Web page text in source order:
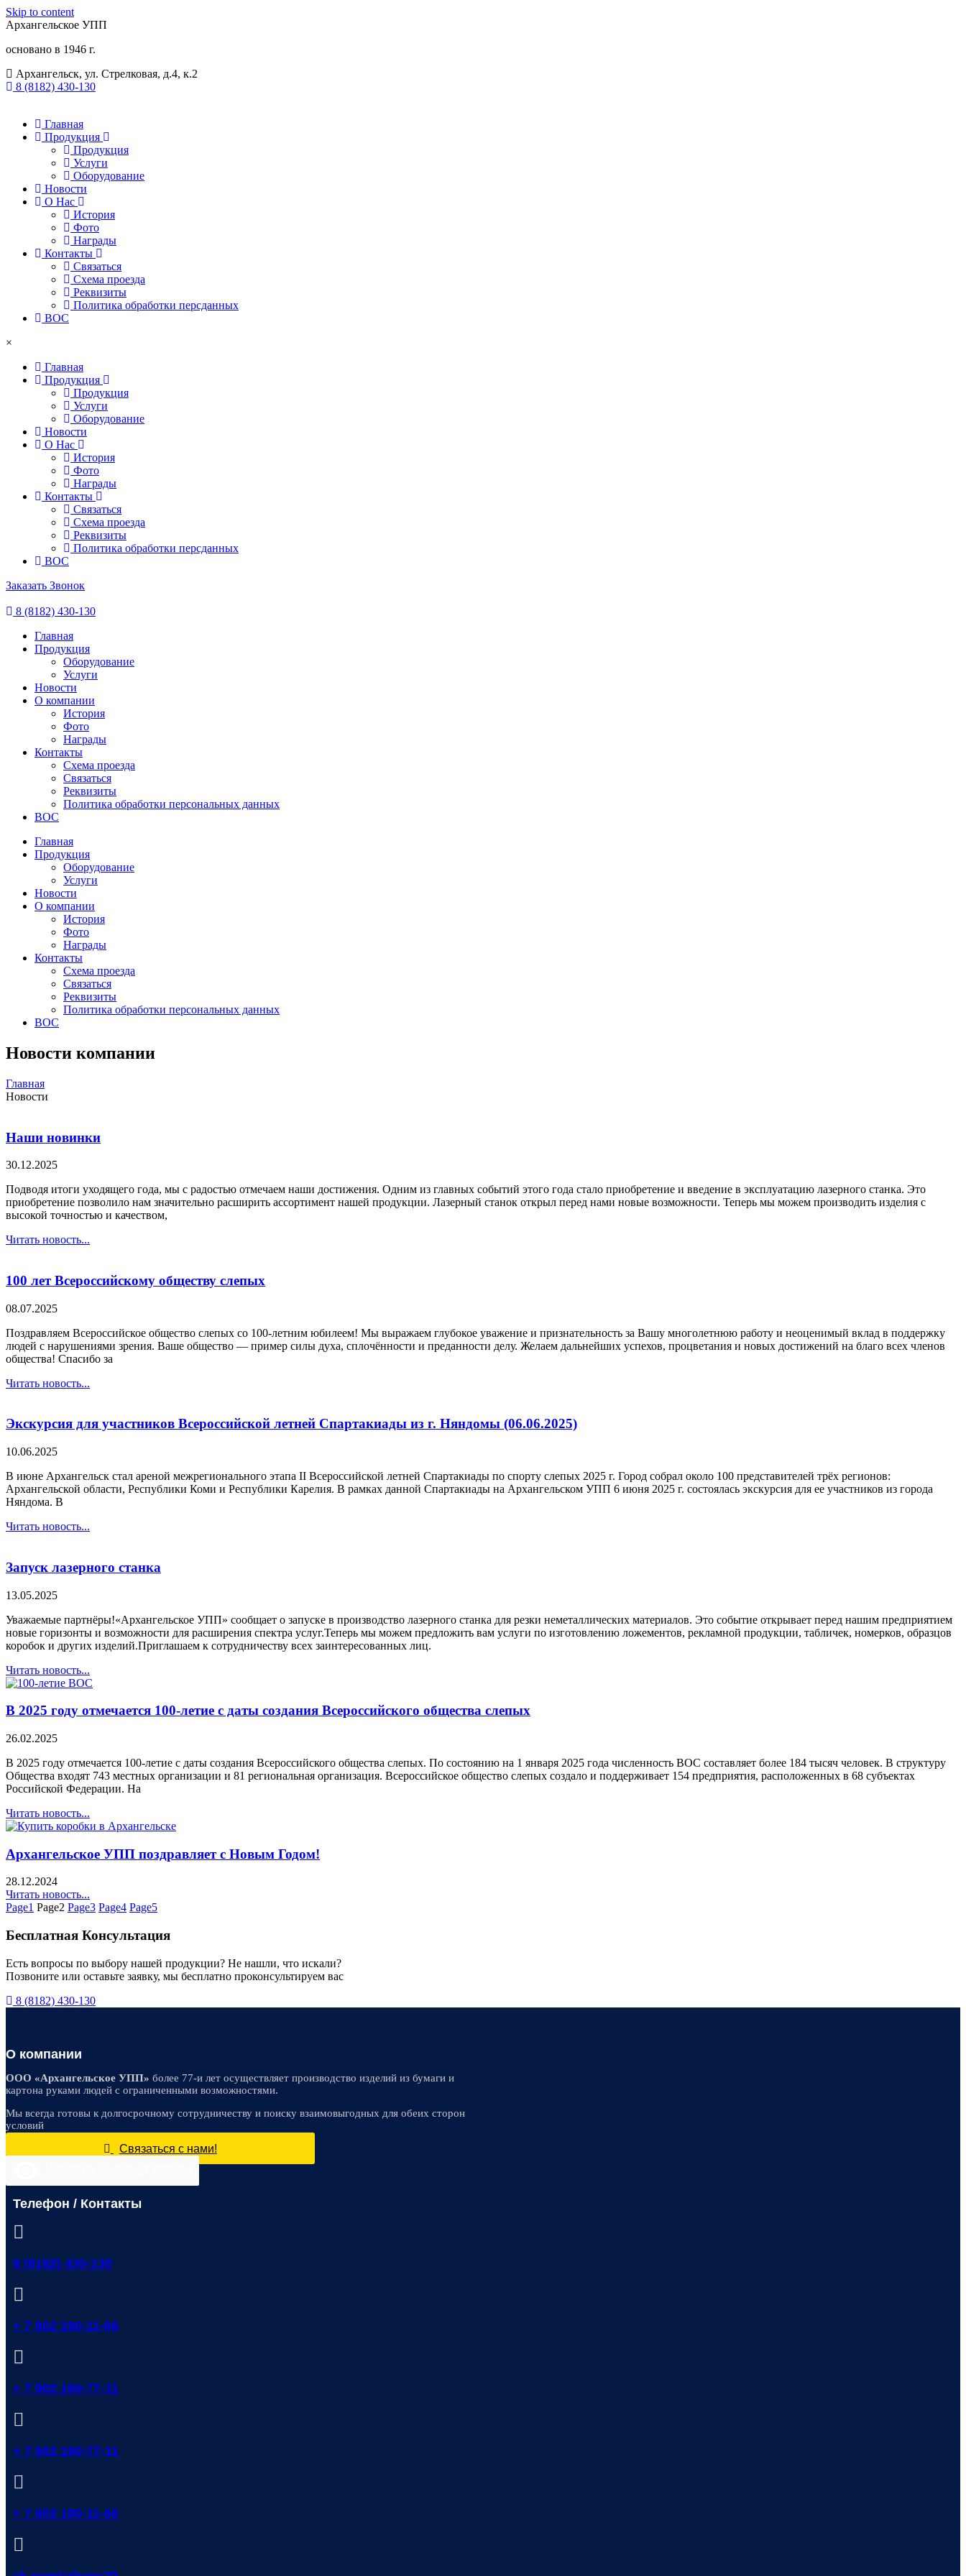
Skip to content
Архангельское УПП
основано в 1946 г.
Архангельск, ул. Стрелковая, д.4, к.2
8 (8182) 430-130​
Главная
Продукция
Продукция
Услуги
Оборудование
Новости
О Нас
История
Фото
Награды
Контакты
Связаться
Схема проезда
Реквизиты
Политика обработки персданных
ВОС
×
Главная
Продукция
Продукция
Услуги
Оборудование
Новости
О Нас
История
Фото
Награды
Контакты
Связаться
Схема проезда
Реквизиты
Политика обработки персданных
ВОС
Заказать Звонок
8 (8182) 430-130
Главная
Продукция
Оборудование
Услуги
Новости
О компании
История
Фото
Награды
Контакты
Схема проезда
Связаться
Реквизиты
Политика обработки персональных данных
ВОС
Главная
Продукция
Оборудование
Услуги
Новости
О компании
История
Фото
Награды
Контакты
Схема проезда
Связаться
Реквизиты
Политика обработки персональных данных
ВОС
Новости компании
Главная
Новости
Наши новинки
30.12.2025
Подводя итоги уходящего года, мы с радостью отмечаем наши достижения. Одним из главных событий этого года стало приобретение и введение в эксплуатацию лазерного станка. Это
приобретение позволило нам значительно расширить ассортимент нашей продукции. Лазерный станок открыл перед нами новые возможности. Теперь мы можем производить изделия с
высокой точностью и качеством,
Читать новость...
100 лет Всероссийскому обществу слепых
08.07.2025
Поздравляем Всероссийское общество слепых со 100-летним юбилеем! Мы выражаем глубокое уважение и признательность за Вашу многолетнюю работу и неоценимый вклад в поддержку
людей с нарушениями зрения. Ваше общество — пример силы духа, сплочённости и преданности делу. Желаем дальнейших успехов, процветания и новых достижений на благо всех членов
общества! Спасибо за
Читать новость...
Экскурсия для участников Всероссийской летней Спартакиады из г. Няндомы (06.06.2025)
10.06.2025
В июне Архангельск стал ареной межрегионального этапа II Всероссийской летней Спартакиады по спорту слепых 2025 г. Город собрал около 100 представителей трёх регионов:
Архангельской области, Республики Коми и Республики Карелия. В рамках данной Спартакиады на Архангельском УПП 6 июня 2025 г. состоялась экскурсия для ее участников из города
Няндома. В
Читать новость...
Запуск лазерного станка
13.05.2025
Уважаемые партнёры!«Архангельское УПП» сообщает о запуске в производство лазерного станка для резки неметаллических материалов. Это событие открывает перед нашим предприятием
новые горизонты и возможности для расширения спектра услуг.Теперь мы можем предложить вам услуги по изготовлению ложементов, рекламной продукции, табличек, номерков, образцов
коробок и других изделий.Приглашаем к сотрудничеству всех заинтересованных лиц.
Читать новость...
В 2025 году отмечается 100-летие с даты создания Всероссийского общества слепых
26.02.2025
В 2025 году отмечается 100-летие с даты создания Всероссийского общества слепых. По состоянию на 1 января 2025 года численность ВОС составляет более 184 тысяч человек. В структуру
Общества входят 743 местных организации и 81 региональная организация. Всероссийское общество слепых создало и поддерживает 154 предприятия, расположенных в 68 субъектах
Российской Федерации. На
Читать новость...
Архангельское УПП поздравляет с Новым Годом!
28.12.2024
Читать новость...
Page1 Page2 Page3 Page4 Page5
Бесплатная Консультация
Есть вопросы по выбору нашей продукции? Не нашли, что искали?
Позвоните или оставьте заявку, мы бесплатно проконсультируем вас
8 (8182) 430-130
О компании
ООО «Архангельское УПП» более 77-и лет осуществляет производство изделий из бумаги и
картона руками людей с ограниченными возможностями.
Мы всегда готовы к долгосрочному сотрудничеству и поиску взаимовыгодных для обеих сторон
условий
Связаться с нами!
Телефон / Контакты
8 (8182) 430-130
+ 7 902 190-11-66
+ 7 902 190-77-11
+ 7 902 190-77-11
+ 7 902 190-11-66